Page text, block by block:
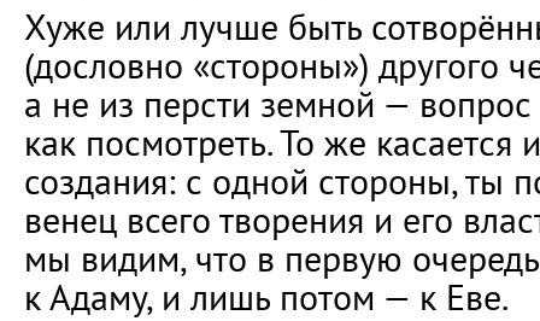
Хуже или лучше быть
(дословно «стороны») другого
а не из персти земной —
как посмотреть. То же касается
создания: с одной стороны, ты
венец всего творения и его
мы видим, что в первую
к Адаму, и лишь потом — к Еве.